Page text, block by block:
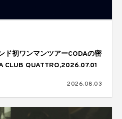
初ワンマンツアーCODAの密
CLUB QUATTRO,2026.07.01
2026.08.03